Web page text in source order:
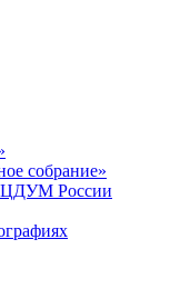
собрание»
ЦДУМ России